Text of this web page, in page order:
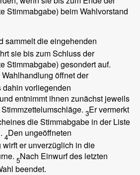
Stimmabgabe) beim Wahlvorstand
sammelt die eingehenden
sie bis zum Schluss der
Stimmabgabe) gesondert auf.
öffnet der
vorliegenden
entnimmt ihnen zunächst jeweils
3Er vermerkt
die Stimmabgabe in der Liste
4Den ungeöffneten
er unverzüglich in die
5Nach Einwurf des letzten
beendet.